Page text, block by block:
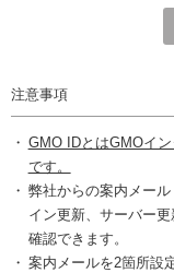
注意事項
GMO IDとはGMOイ
です。
弊社からの案内メー
イン更新、サーバー
確認できます。
案内メールを2箇所設